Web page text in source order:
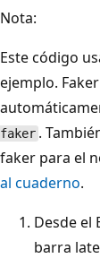
Nota:
Este código
ejemplo.
faker .
faker para el
al cuaderno.
Desde el
barra